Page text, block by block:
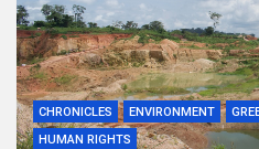
CHRONICLES ENVIRONMENT
HUMAN RIGHTS